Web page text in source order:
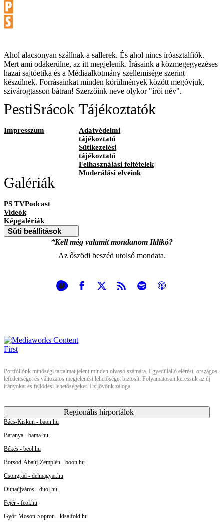
Ahol alacsonyan szállnak a sallerek. És ahol nincs íróasztalfiók.
Mert ami odakerülne, az itt megjelenik. Írásaink a közmegegyezéses
hazai sajtóetika és a Médiaalkotmány szellemisége szerint
készülnek. Forrásainkat minden körülmények között megóvjuk,
szivárogtasson bátran! Szerzőink neve olykor "írói név".
PestiSrácok
Impresszum
Tájékoztatók
Adatvédelmi
tájékoztató
Sütikezelési
tájékoztató
Felhasználási feltételek
Moderálási elveink
Galériák
PS TVPodcast
Videók
Képgalériák
Süti beállítások
*Kell még valamit mondanom Ildikó?
Az őszödi beszéd utolsó mondata.
Portfóliónk minőségi tartalmat jelent minden olvasó számára. Egyedülálló elérést, országos
lefedettséget és változatos megjelenési lehetőséget biztosít. Folyamatosan keressük az új
irányokat és fejlődési lehetőségeket. Ez jövőnk záloga.
Regionális hírportálok
Bács-Kiskun - baon.hu
Baranya - bama.hu
Békés - beol.hu
Borsod-Abaúj-Zemplén - boon.hu
Csongrád - delmagyar.hu
Dunaújváros - duol.hu
Fejér - feol.hu
Győr-Moson-Sopron - kisalfold.hu